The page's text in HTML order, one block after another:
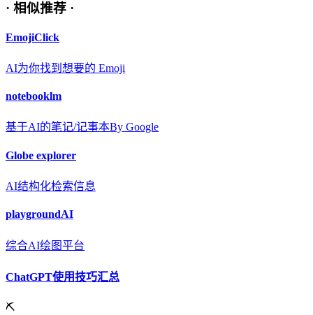
· 相似推荐 ·
EmojiClick
AI为你找到想要的 Emoji
notebooklm
基于AI的笔记/记事本By Google
Globe explorer
AI结构化检索信息
playgroundAI
综合AI绘图平台
ChatGPT使用技巧汇总
⛏️